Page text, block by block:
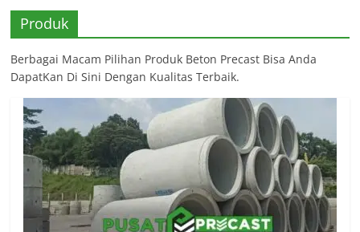
Produk
Berbagai Macam Pilihan Produk Beton Precast Bisa Anda
DapatKan Di Sini Dengan Kualitas Terbaik.